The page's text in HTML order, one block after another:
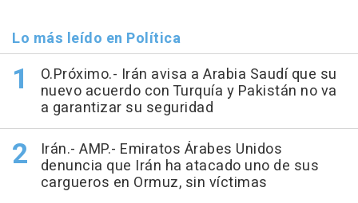
Lo más leído en Política
O.Próximo.- Irán avisa a Arabia Saudí que su
nuevo acuerdo con Turquía y Pakistán no va
a garantizar su seguridad
Irán.- AMP.- Emiratos Árabes Unidos
denuncia que Irán ha atacado uno de sus
cargueros en Ormuz, sin víctimas